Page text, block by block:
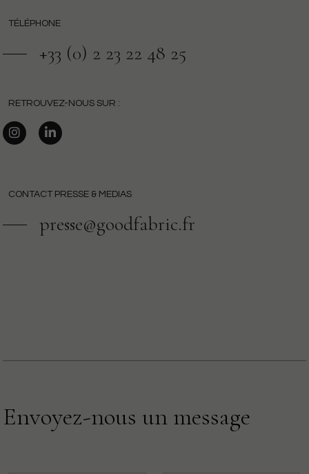
TÉLÉPHONE
+33 (0) 2 23 22 48 25
RETROUVEZ-NOUS SUR :
CONTACT PRESSE & MEDIAS
presse@goodfabric.fr
Envoyez-nous un message